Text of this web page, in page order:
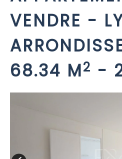
VENDRE -
68.34 M2 -